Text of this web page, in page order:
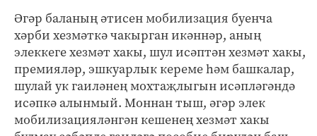
Әгәр баланың әтисен мобилизация буенча
хәрби хезмәткә чакырган икәннәр, аның
элеккеге хезмәт хакы, шул исәптән хезмәт хакы,
премияләр, эшкуарлык кереме һәм башкалар,
шулай ук гаиләнең мохтаҗлыгын исәпләгәндә
исәпкә алынмый. Моннан тыш, әгәр элек
мобилизацияләнгән кешенең хезмәт хакы